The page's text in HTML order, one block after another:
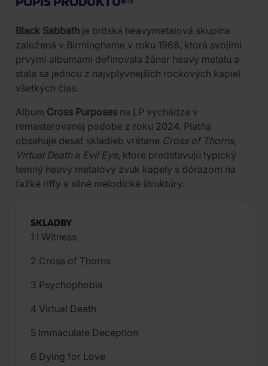
Black Sabbath je britská heavymetalová skupina
založená v Birminghame v roku 1968, ktorá svojimi
prvými albumami definovala žáner heavy metalu a
stala sa jednou z najvplyvnejších rockových kapiel
všetkých čias.
Album Cross Purposes na LP vychádza v
remasterovanej podobe z roku 2024. Platňa
obsahuje desať skladieb vrátane Cross of Thorns,
Virtual Deatha Evil Eye, ktoré predstavujú typický
temný heavy metalový zvuk kapely s dôrazom na
ťažké riffy a silné melodické štruktúry.
SKLADBY
1 I Witness
2 Cross of Thorns
3 Psychophobia
4 Virtual Death
5 Immaculate Deception
6 Dying for Love